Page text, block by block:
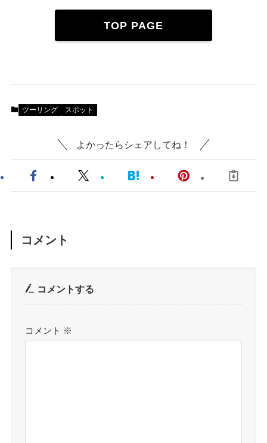
TOP PAGE
ツーリング スポット
よかったらシェアしてね！
コメント
コメントする
コメント ※